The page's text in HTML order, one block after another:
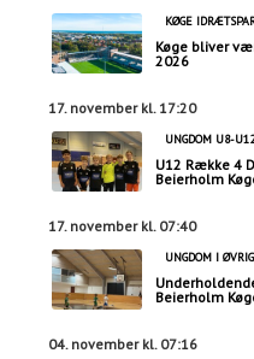
KØGE
Køge bliver
2026
17. november kl. 17:20
UNGDOM U8-U12
U12 Række 4
Beierholm
17. november kl. 07:40
UNGDOM I
Beierholm
04. november kl. 07:16